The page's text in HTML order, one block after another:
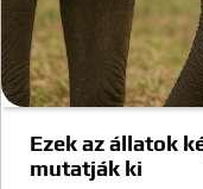
Ezek az állatok
mutatják ki